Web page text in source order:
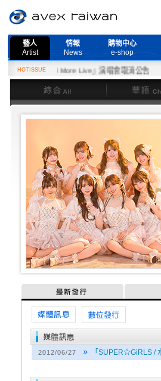
藝人
Artist
情報
News
購物中心
e-shop
HOTISSUE
Need More Live』演唱會取消公告
綜合
華語
最新發行
媒體訊息 媒體訊息
2012/06/27 「SUPER☆GiRLS /